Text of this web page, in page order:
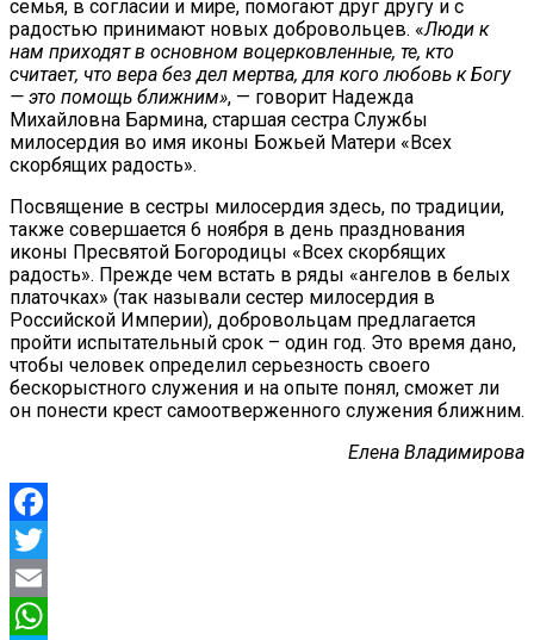
семья, в согласии и мире, помогают друг другу и с
радостью принимают новых добровольцев. «Люди к
нам приходят в основном воцерковленные, те, кто
считает, что вера без дел мертва, для кого любовь к Богу
— это помощь ближним», — говорит Надежда
Михайловна Бармина, старшая сестра Службы
милосердия во имя иконы Божьей Матери «Всех
скорбящих радость».
Посвящение в сестры милосердия здесь, по традиции,
также совершается 6 ноября в день празднования
иконы Пресвятой Богородицы «Всех скорбящих
радость». Прежде чем встать в ряды «ангелов в белых
платочках» (так называли сестер милосердия в
Российской Империи), добровольцам предлагается
пройти испытательный срок – один год. Это время дано,
чтобы человек определил серьезность своего
бескорыстного служения и на опыте понял, сможет ли
он понести крест самоотверженного служения ближним.
Елена Владимирова
Facebook
Twitter
Email